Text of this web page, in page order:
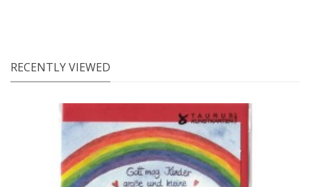
RECENTLY VIEWED